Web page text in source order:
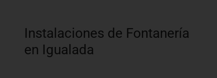
Instalaciones de Fontanería
en Igualada